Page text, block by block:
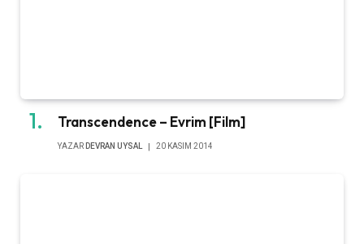
Transcendence – Evrim [Film]
YAZAR DEVRAN UYSAL 20 KASIM 2014